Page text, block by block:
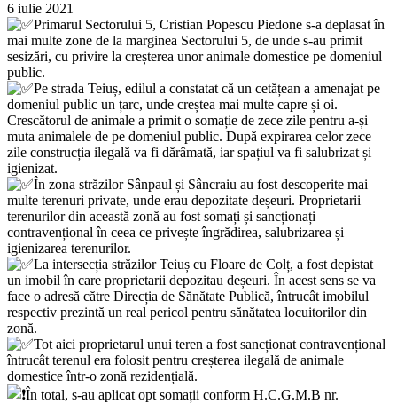
6 iulie 2021
Primarul Sectorului 5, Cristian Popescu Piedone s-a deplasat în
mai multe zone de la marginea Sectorului 5, de unde s-au primit
sesizări, cu privire la creșterea unor animale domestice pe domeniul
public.
Pe strada Teiuș, edilul a constatat că un cetățean a amenajat pe
domeniul public un țarc, unde creștea mai multe capre și oi.
Crescătorul de animale a primit o somație de zece zile pentru a-și
muta animalele de pe domeniul public. După expirarea celor zece
zile construcția ilegală va fi dărâmată, iar spațiul va fi salubrizat și
igienizat.
În zona străzilor Sânpaul și Sâncraiu au fost descoperite mai
multe terenuri private, unde erau depozitate deșeuri. Proprietarii
terenurilor din această zonă au fost somați și sancționați
contravențional în ceea ce privește îngrădirea, salubrizarea și
igienizarea terenurilor.
La intersecția străzilor Teiuș cu Floare de Colț, a fost depistat
un imobil în care proprietarii depozitau deșeuri. În acest sens se va
face o adresă către Direcția de Sănătate Publică, întrucât imobilul
respectiv prezintă un real pericol pentru sănătatea locuitorilor din
zonă.
Tot aici proprietarul unui teren a fost sancționat contravențional
întrucât terenul era folosit pentru creșterea ilegală de animale
domestice într-o zonă rezidențială.
În total, s-au aplicat opt somații conform H.C.G.M.B nr.